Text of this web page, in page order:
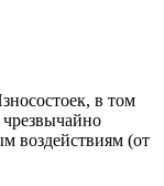
в том
воздействиям (от